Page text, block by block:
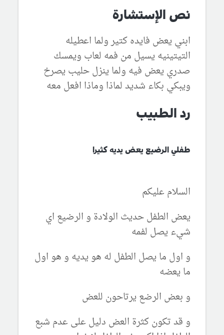
نص الإستشارة
ابني يعض فايده كتير ولما اعطيله
التيتينيه يسيل من فمه لعاب ويمسك
صدري يعض فيه ولما ينزل حليب يصرخ
ويبكي بكاء شديد لماذا وماذا افعل معه
رد الطبيب
طفلي الرضيع يعض يديه كثيرا
السلام عليكم
يعض الطفل حديث الولادة و الرضيع اي
شيء يصل لفمه
و اول ما يصل الطفل له هو يديه و هو اول
ما يعضه
و بعض الرضع يرتاحون للعض
و قد تكون كثرة العض دليل على عدم شبع